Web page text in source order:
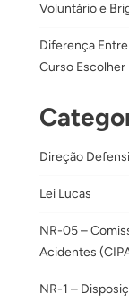
Voluntário e
Diferença
Curso Escolher
Direção
Lei Lucas
NR-05 –
Acidentes
NR-1 –